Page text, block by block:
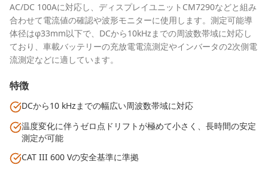
AC/DC 100Aに対応し、ディスプレイユニットCM7290などと組み
合わせて電流値の確認や波形モニターに使用します。測定可能導
体径はφ33mm以下で、DCから10kHzまでの周波数帯域に対応し
ており、車載バッテリーの充放電電流測定やインバータの2次側電
流測定などに適しています。
特徴
DCから10 kHzまでの幅広い周波数帯域に対応
温度変化に伴うゼロ点ドリフトが極めて小さく、長時間の安定
測定が可能
CAT III 600 Vの安全基準に準拠